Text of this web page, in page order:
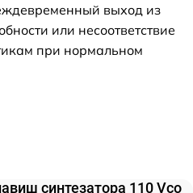
выход из
или несоответствие
при нормальном
синтезатора 110 Vco